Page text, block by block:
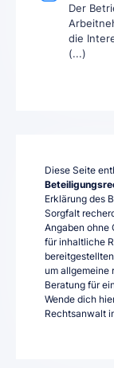
Der
die
(...)
Diese Seite
Erklärung des
Sorgfalt
Angaben ohne
für inhaltliche
um allgemeine
Beratung für
Wende dich
Rechtsanwalt